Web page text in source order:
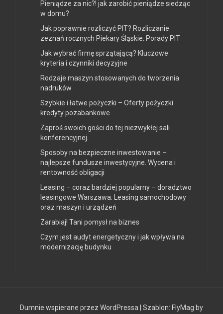
Pieniądze za nic?! jak zarobić pieniądze siedząc
w domu?
Jak poprawnie rozliczyć PIT? Rozliczanie
zeznań rocznych Piekary Śląskie. Porady PIT
Jak wybrać firmę sprzątającą? Kluczowe
kryteria i czynniki decyzyjne
Rodzaje maszyn stosowanych do tworzenia
nadruków
Szybkie i łatwe pożyczki – Oferty pożyczki
kredyty pozabankowe
Zaproś swoich gości do tej niezwykłej sali
konferencyjnej.
Sposoby na bezpieczne inwestowanie –
najlepsze fundusze inwestycyjne. Wycena i
rentowność obligacji
Leasing – coraz bardziej popularny – doradztwo
leasingowe Warszawa. Leasing samochodowy
oraz maszyn i urządzeń
Zarabiaj! Tani pomysł na biznes
Czym jest audyt energetyczny i jak wpływa na
modernizację budynku
Dumnie wspierane przez WordPressa | Szablon: FlyMag by